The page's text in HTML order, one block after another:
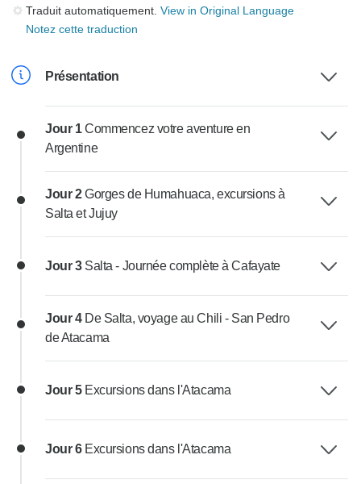
Traduit automatiquement. View in Original Language
Notez cette traduction
Présentation
Jour 1Commencez votre aventure en
Argentine
Jour 2Gorges de Humahuaca, excursions à
Salta et Jujuy
Jour 3 Salta - Journée complète à Cafayate
Jour 4 De Salta, voyage au Chili - San Pedro
de Atacama
Jour 5 Excursions dans l'Atacama
Jour 6 Excursions dans l'Atacama